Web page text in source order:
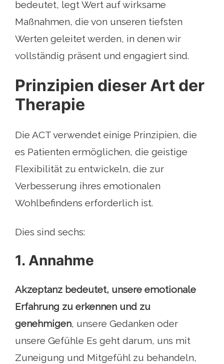
bedeutet, legt Wert auf wirksame
Maßnahmen, die von unseren tiefsten
Werten geleitet werden, in denen wir
vollständig präsent und engagiert sind.
Prinzipien dieser Art der
Therapie
Die ACT verwendet einige Prinzipien, die
es Patienten ermöglichen, die geistige
Flexibilität zu entwickeln, die zur
Verbesserung ihres emotionalen
Wohlbefindens erforderlich ist.
Dies sind sechs:
1. Annahme
Akzeptanz bedeutet, unsere emotionale
Erfahrung zu erkennen und zu
genehmigen, unsere Gedanken oder
unsere Gefühle Es geht darum, uns mit
Zuneigung und Mitgefühl zu behandeln,